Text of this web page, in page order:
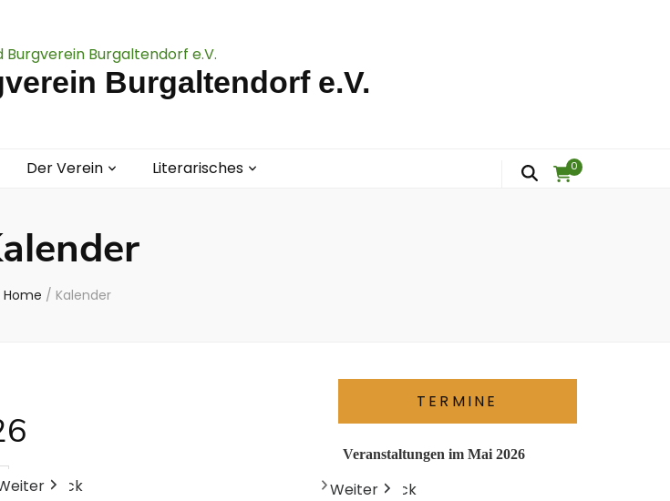
Burgaltendorf e.V.
Der Verein Literarisches 0
Home / Kalender
Zurück
Heute
TERMINE
Veranstaltungen im Mai 2026
Zurück
Heute
Weiter